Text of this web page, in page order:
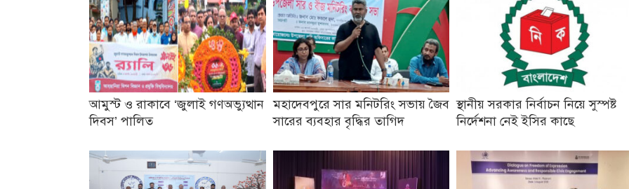
আমুস্ট ও রাকাবে ‘জুলাই গণঅভ্যুত্থান
দিবস’ পালিত
মহাদেবপুরে সার মনিটরিং সভায় জৈব
সারের ব্যবহার বৃদ্ধির তাগিদ
স্থানীয় সরকার নির্বাচন নিয়ে সুস্পষ্ট
নির্দেশনা নেই ইসির কাছে